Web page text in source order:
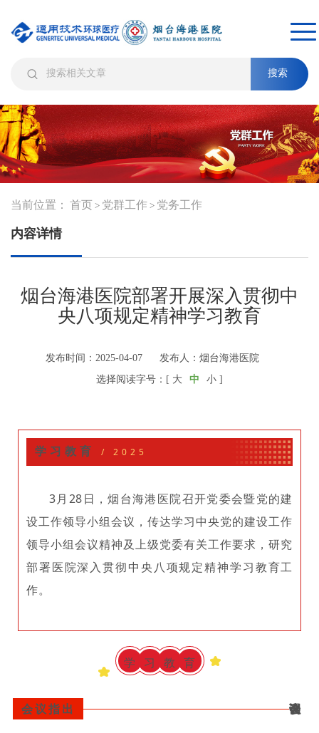
搜索
当前位置： 首页 > 党群工作 > 党务工作
内容详情
烟台海港医院部署开展深入贯彻中
央八项规定精神学习教育
发布时间：2025-04-07
发布人：烟台海港医院
选择阅读字号：[ 大 中 小 ]
学习教育 / 2025
3月28日，烟台海港医院召开党委会暨党的建
设工作领导小组会议，传达学习中央党的建设工作
领导小组会议精神及上级党委有关工作要求，研究
部署医院深入贯彻中央八项规定精神学习教育工
作。
学 习 教 育
会议指出 会议强调